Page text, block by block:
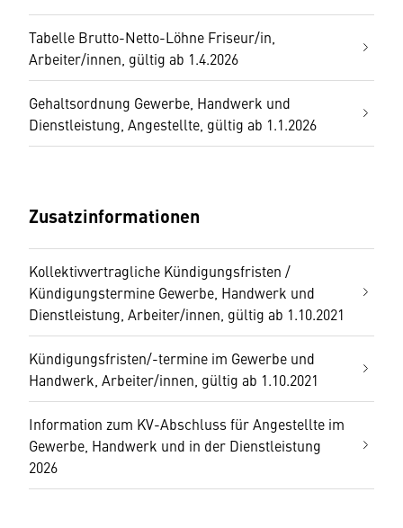
Tabelle Brutto-Netto-Löhne Friseur/in,
Arbeiter/innen, gültig ab 1.4.2026
Gehaltsordnung Gewerbe, Handwerk und
Dienstleistung, Angestellte, gültig ab 1.1.2026
Zusatzinformationen
Kollektivvertragliche Kündigungsfristen /
Kündigungstermine Gewerbe, Handwerk und
Dienstleistung, Arbeiter/innen, gültig ab 1.10.2021
Kündigungsfristen/-termine im Gewerbe und
Handwerk, Arbeiter/innen, gültig ab 1.10.2021
Information zum KV-Abschluss für Angestellte im
Gewerbe, Handwerk und in der Dienstleistung
2026